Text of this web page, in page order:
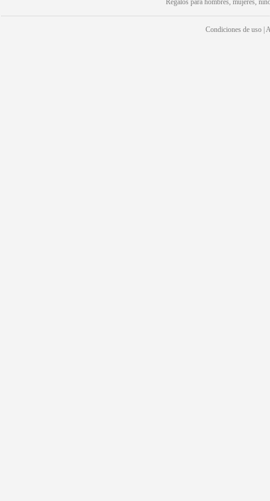
Regalos para hombres, mujeres,
Condiciones de uso |